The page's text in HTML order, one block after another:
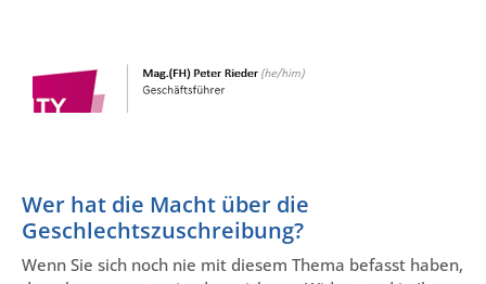
Wer hat die Macht über die
Geschlechtszuschreibung?
Wenn Sie sich noch nie mit diesem Thema befasst haben,